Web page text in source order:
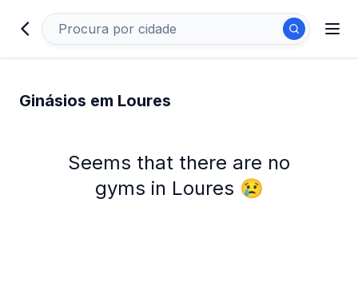
Ginásios em Loures
Seems that there are no
gyms in Loures 😢